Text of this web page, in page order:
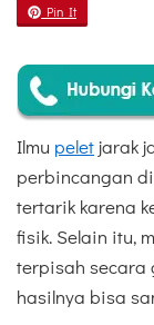
Pin It
Ilmu peletjarak
perbincangan
tertarik karena
fisik. Selain itu,
terpisah secara
hasilnya bisa